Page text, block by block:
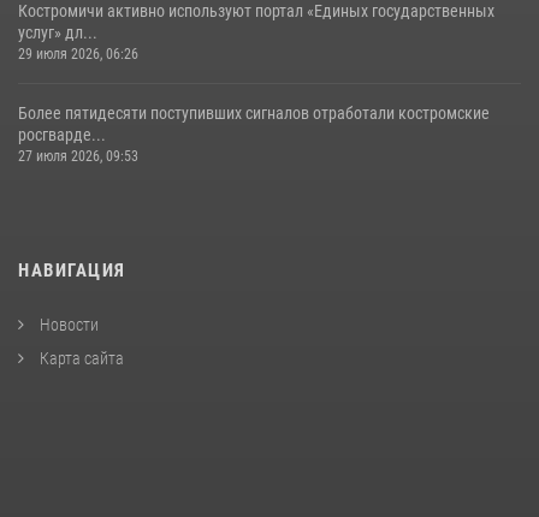
Костромичи активно используют портал «Единых государственных
услуг» дл...
29 июля 2026, 06:26
Более пятидесяти поступивших сигналов отработали костромские
росгварде...
27 июля 2026, 09:53
НАВИГАЦИЯ
Новости
Карта сайта